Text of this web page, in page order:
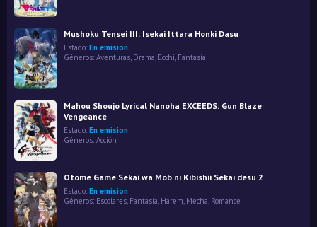
Mushoku Tensei III: Isekai Ittara Honki Dasu
Estado: En emision
Géneros: Aventuras, Drama, Ecchi, Fantasía
Mahou Shoujo Lyrical Nanoha EXCEEDS: Gun Blaze
Vengeance
Estado: En emision
Géneros: Acción
Otome Game Sekai wa Mob ni Kibishii Sekai desu 2
Estado: En emision
Géneros: Escolares, Fantasía, Harem, Mecha, Romance